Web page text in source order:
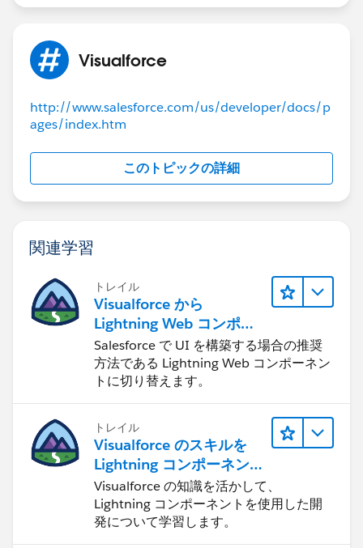
Visualforce
http://www.salesforce.com/us/developer/docs/p
ages/index.htm
このトピックの詳細
関連学習
トレイル
Visualforce から
Lightning Web コンポー
ネントへの移行
Salesforce で UI を構築する場合の推奨
方法である Lightning Web コンポーネン
トに切り替えます。
トレイル
Visualforce のスキルを
Lightning コンポーネント
に応用する
Visualforce の知識を活かして、
Lightning コンポーネントを使用した開
発について学習します。